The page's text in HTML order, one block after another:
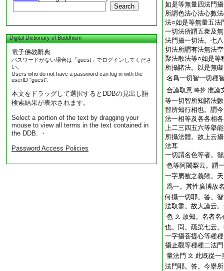
Search
Digital Dictionary of Buddhism
電子佛教辭典
パスワードがない場合は「guest」でログインしてくださ
い。
Users who do not have a password can log in with the
userID "guest".
本文をドラッグして選択するとDDBの見出し語
検索結果が表示されます。
Select a portion of the text by dragging your
mouse to view all terms in the text contained in
the DDB. ・
Password Access Policies
如是等無量四法門
所謂色法心法心數
法○如是等無量五法
一切法所謂五衆及
法門攝一切法。七
切法所謂有法無法
聚法散法等○如是等
所攝諸法。以是無
名爲一切智一切種
合論取意 略抄 准論
等一切智所知諸法
智所知行相也。謂
法一相等及各各相
上二三四五六等擧
所攝法體。故上云
法耳
一切謂名色等者。
色等阿闍梨云。謂
一字廣被之義歟。
爲一。其性廣博故
何攝一切耶。答。
法取盡。故大論云
色 文 故知。名者名
也。問。疏第七云
一字攝菩提心等種
攝止觀等種種二法
量法門 文 此既從一
法門耶。答。今擧